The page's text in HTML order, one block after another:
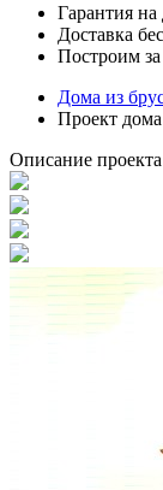
Гарантия на
Доставка
Построим
Дома из
Проект
Описание